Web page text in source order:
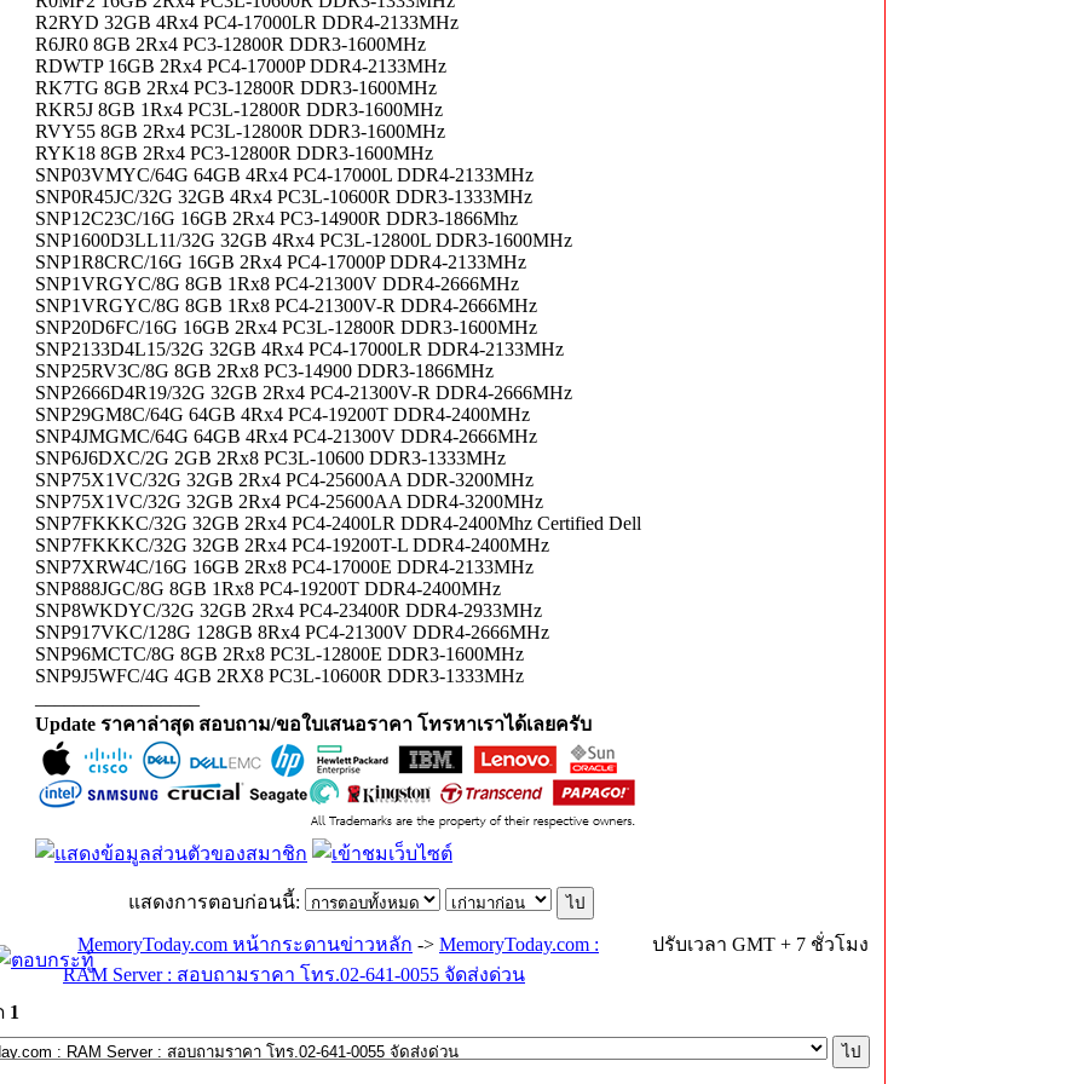
R2RYD 32GB 4Rx4 PC4-17000LR DDR4-2133MHz
R6JR0 8GB 2Rx4 PC3-12800R DDR3-1600MHz
RDWTP 16GB 2Rx4 PC4-17000P DDR4-2133MHz
RK7TG 8GB 2Rx4 PC3-12800R DDR3-1600MHz
RKR5J 8GB 1Rx4 PC3L-12800R DDR3-1600MHz
RVY55 8GB 2Rx4 PC3L-12800R DDR3-1600MHz
RYK18 8GB 2Rx4 PC3-12800R DDR3-1600MHz
SNP03VMYC/64G 64GB 4Rx4 PC4-17000L DDR4-2133MHz
SNP0R45JC/32G 32GB 4Rx4 PC3L-10600R DDR3-1333MHz
SNP12C23C/16G 16GB 2Rx4 PC3-14900R DDR3-1866Mhz
SNP1600D3LL11/32G 32GB 4Rx4 PC3L-12800L DDR3-1600MHz
SNP1R8CRC/16G 16GB 2Rx4 PC4-17000P DDR4-2133MHz
SNP1VRGYC/8G 8GB 1Rx8 PC4-21300V DDR4-2666MHz
SNP1VRGYC/8G 8GB 1Rx8 PC4-21300V-R DDR4-2666MHz
SNP20D6FC/16G 16GB 2Rx4 PC3L-12800R DDR3-1600MHz
SNP2133D4L15/32G 32GB 4Rx4 PC4-17000LR DDR4-2133MHz
SNP25RV3C/8G 8GB 2Rx8 PC3-14900 DDR3-1866MHz
SNP2666D4R19/32G 32GB 2Rx4 PC4-21300V-R DDR4-2666MHz
SNP29GM8C/64G 64GB 4Rx4 PC4-19200T DDR4-2400MHz
SNP4JMGMC/64G 64GB 4Rx4 PC4-21300V DDR4-2666MHz
SNP6J6DXC/2G 2GB 2Rx8 PC3L-10600 DDR3-1333MHz
SNP75X1VC/32G 32GB 2Rx4 PC4-25600AA DDR-3200MHz
SNP75X1VC/32G 32GB 2Rx4 PC4-25600AA DDR4-3200MHz
SNP7FKKKC/32G 32GB 2Rx4 PC4-2400LR DDR4-2400Mhz Certified Dell
SNP7FKKKC/32G 32GB 2Rx4 PC4-19200T-L DDR4-2400MHz
SNP7XRW4C/16G 16GB 2Rx8 PC4-17000E DDR4-2133MHz
SNP888JGC/8G 8GB 1Rx8 PC4-19200T DDR4-2400MHz
SNP8WKDYC/32G 32GB 2Rx4 PC4-23400R DDR4-2933MHz
SNP917VKC/128G 128GB 8Rx4 PC4-21300V DDR4-2666MHz
SNP96MCTC/8G 8GB 2Rx8 PC3L-12800E DDR3-1600MHz
SNP9J5WFC/4G 4GB 2RX8 PC3L-10600R DDR3-1333MHz
Update ราคาล่าสุด สอบถาม/ขอใบเสนอราคา โทรหาเราได้เลยครับ
แสดงการตอบก่อนนี้:
MemoryToday.com หน้ากระดานข่าวหลัก -> MemoryToday.com :
RAM Server : สอบถามราคา โทร.02-641-0055 จัดส่งด่วน
ปรับเวลา GMT + 7 ชั่วโมง
1